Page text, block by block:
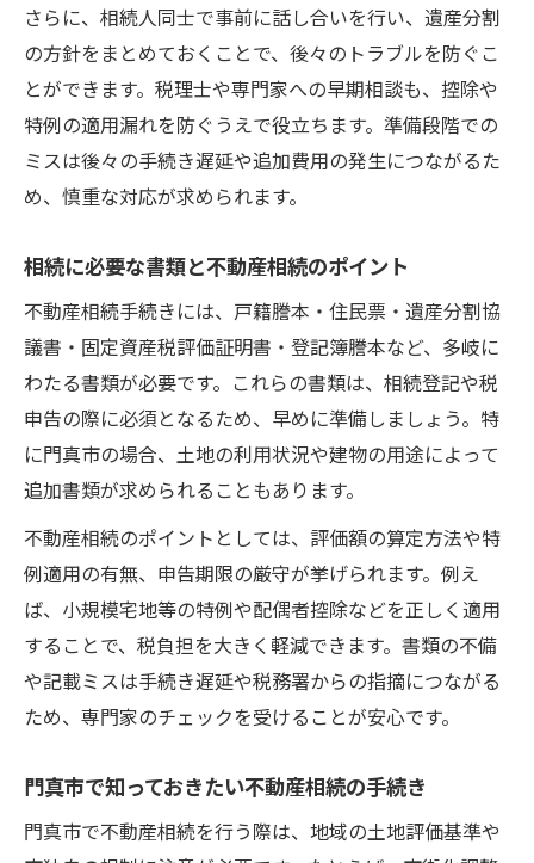
事前準備が重要な不動産相続トラブル対策
不動産相続と家族間の争いを未然に防ぐ工
夫
トラブル防止のための不動産相続の進め方
専門家と協力して不動産相続リスクを減ら
さらに、相続人同士で事前に話し合いを行い、遺産分割
の方針をまとめておくことで、後々のトラブルを防ぐこ
とができます。税理士や専門家への早期相談も、控除や
特例の適用漏れを防ぐうえで役立ちます。準備段階での
ミスは後々の手続き遅延や追加費用の発生につながるた
め、慎重な対応が求められます。
相続に必要な書類と不動産相続のポイント
不動産相続手続きには、戸籍謄本・住民票・遺産分割協
議書・固定資産税評価証明書・登記簿謄本など、多岐に
わたる書類が必要です。これらの書類は、相続登記や税
申告の際に必須となるため、早めに準備しましょう。特
に門真市の場合、土地の利用状況や建物の用途によって
追加書類が求められることもあります。
不動産相続のポイントとしては、評価額の算定方法や特
例適用の有無、申告期限の厳守が挙げられます。例え
ば、小規模宅地等の特例や配偶者控除などを正しく適用
することで、税負担を大きく軽減できます。書類の不備
や記載ミスは手続き遅延や税務署からの指摘につながる
ため、専門家のチェックを受けることが安心です。
門真市で知っておきたい不動産相続の手続き
門真市で不動産相続を行う際は、地域の土地評価基準や